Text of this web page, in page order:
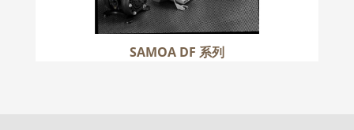
SAMOA DF 系列